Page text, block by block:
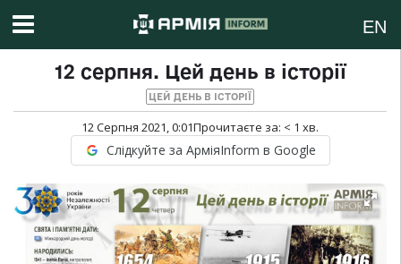
EN
12 серпня. Цей день в історії
ЦЕЙ ДЕНЬ В ІСТОРІЇ
12 Серпня 2021, 0:01Прочитаєте за: < 1 хв.
Слідкуйте за АрміяInform в Google